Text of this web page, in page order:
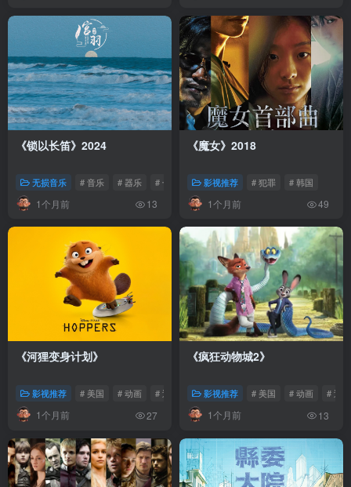
《锁以长笛》2024
无损音乐 # 音乐 # 器乐 # 长笛
1个月前 13
《魔女》2018
影视推荐 # 犯罪 # 韩国
1个月前 49
《河狸变身计划》
影视推荐 # 美国 # 动画 # 迪士尼
1个月前 27
《疯狂动物城2》
影视推荐 # 美国 # 动画 # 迪
1个月前 13